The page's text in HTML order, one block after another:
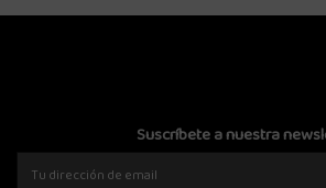
Suscríbete a nuestra